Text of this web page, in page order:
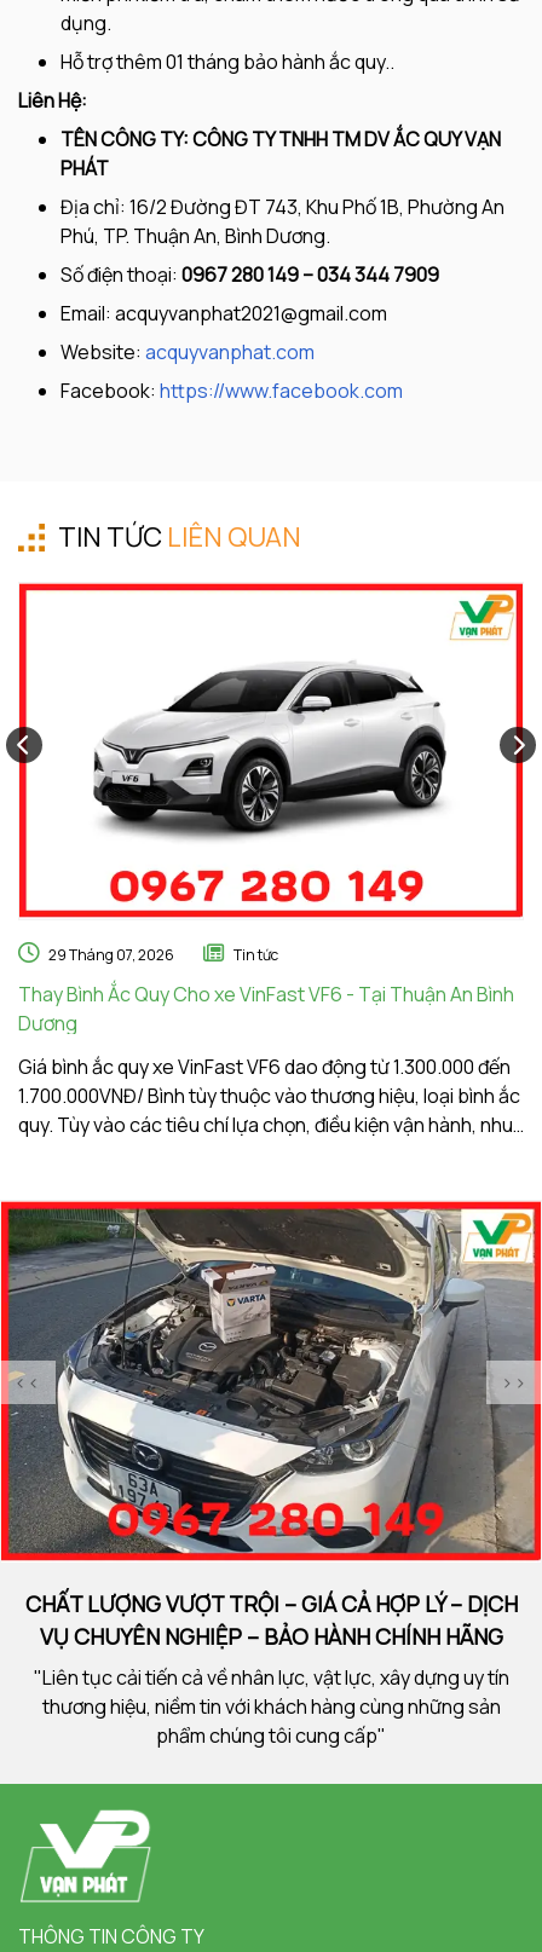
dụng.
Hỗ trợ thêm 01 tháng bảo hành ắc quy..
Liên Hệ:
TÊN CÔNG TY: CÔNG TY TNHH TM DV ẮC QUY VẠN
PHÁT
Địa chỉ: 16/2 Đường ĐT 743, Khu Phố 1B, Phường An
Phú, TP. Thuận An, Bình Dương.
Số điện thoại: 0967 280 149 – 034 344 7909
Email: acquyvanphat2021@gmail.com
Website: acquyvanphat.com
Facebook: https://www.facebook.com
TIN TỨC LIÊN QUAN
29 Tháng 07, 2026 Tin tức
Thay Bình Ắc Quy Cho xe VinFast VF6 - Tại Thuận An Bình
Dương
Giá bình ắc quy xe VinFast VF6 dao động từ 1.300.000 đến
1.700.000VNĐ/ Bình tùy thuộc vào thương hiệu, loại bình ắc
quy. Tùy vào các tiêu chí lựa chọn, điều kiện vận hành, nhu
<< >>
CHẤT LƯỢNG VƯỢT TRỘI – GIÁ CẢ HỢP LÝ – DỊCH
VỤ CHUYÊN NGHIỆP – BẢO HÀNH CHÍNH HÃNG
"Liên tục cải tiến cả về nhân lực, vật lực, xây dựng uy tín
thương hiệu, niềm tin với khách hàng cùng những sản
phẩm chúng tôi cung cấp"
THÔNG TIN CÔNG TY